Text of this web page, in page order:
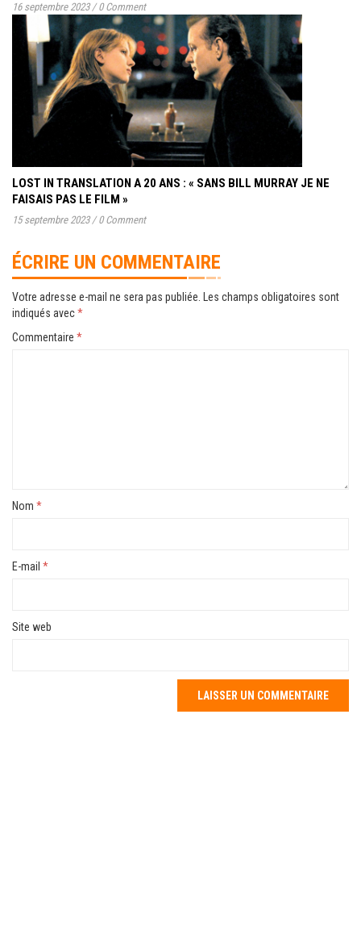
16 septembre 2023 / 0 Comment
LOST IN TRANSLATION A 20 ANS : « SANS BILL MURRAY JE NE
FAISAIS PAS LE FILM »
15 septembre 2023 / 0 Comment
ÉCRIRE UN COMMENTAIRE
Votre adresse e-mail ne sera pas publiée. Les champs obligatoires sont
indiqués avec*
Commentaire *
Nom *
E-mail *
Site web